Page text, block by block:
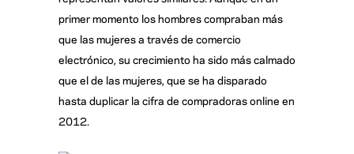
primer momento los hombres compraban más
que las mujeres a través de comercio
electrónico, su crecimiento ha sido más calmado
que el de las mujeres, que se ha disparado
hasta duplicar la cifra de compradoras online en
2012.